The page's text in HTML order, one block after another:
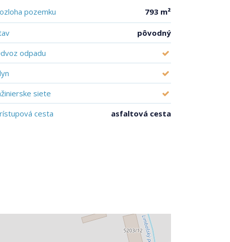
pozemku 793 m²
pôvodný
odpadu
siete
cesta
asfaltová cesta